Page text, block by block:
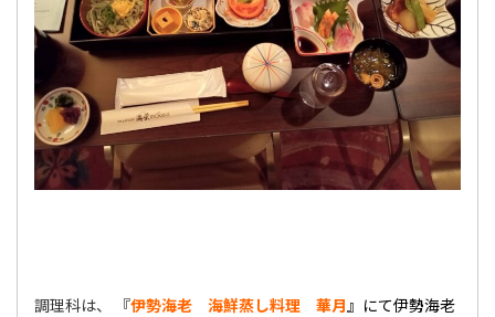
調理科は、 『伊勢海老 海鮮蒸し料理 華月 』にて伊勢海老